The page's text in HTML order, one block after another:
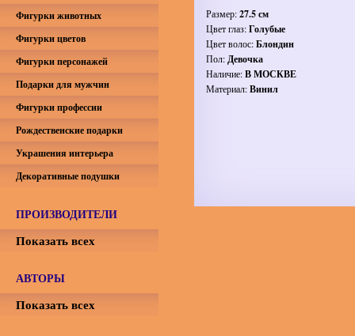
Размер:27.5 см
Цвет глаз:Голубые
Цвет волос:Блондин
Пол:Девочка
Наличие:В МОСКВЕ
Материал:Винил
Фигурки животных
Фигурки цветов
Фигурки персонажей
Подарки для мужчин
Фигурки профессии
Рождественские подарки
Украшения интерьера
Декоративные подушки
ПРОИЗВОДИТЕЛИ
Показать всех
АВТОРЫ
Показать всех